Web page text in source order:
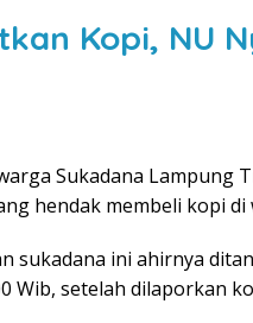
Kopi, NU
Sukadana Lampung
hendak membeli kopi di
sukadana ini ahirnya
Wib, setelah dilaporkan